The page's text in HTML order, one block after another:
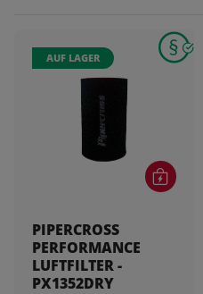
AUF LAGER
PIPERCROSS
PERFORMANCE
LUFTFILTER -
PX1352DRY